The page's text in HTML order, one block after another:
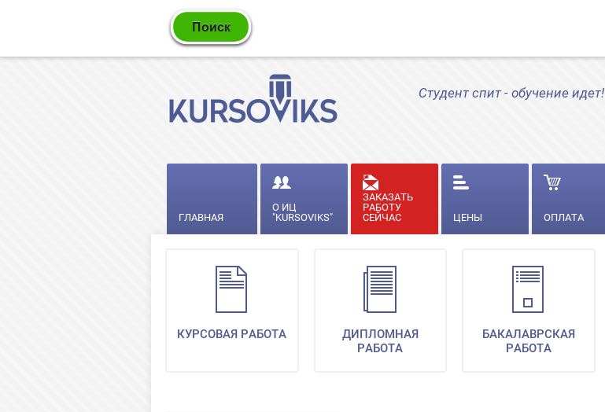
Студент спит - обучение идет!
ГЛАВНАЯ
О ИЦ
"KURSOVIKS"
ЗАКАЗАТЬ
РАБОТУ
СЕЙЧАС
ЦЕНЫ ОПЛАТА
КУРСОВАЯ РАБОТА
ДИПЛОМНАЯ
РАБОТА
БАКАЛАВРСКАЯ
РАБОТА